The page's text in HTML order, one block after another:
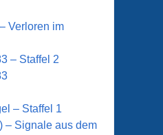
Verloren im
– Staffel 2
– Staffel 1
– Signale aus dem